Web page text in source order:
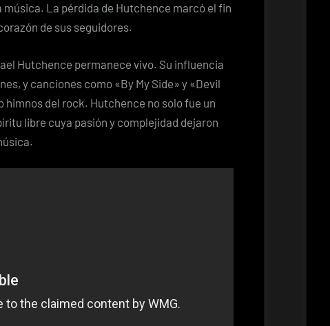
La pérdida de Hutchence marcó el fin
de sus seguidores.
Hutchence permanece vivo. Su influencia
y canciones como «By My Side» y «Devil
del rock. Hutchence no solo fue un
libre cuya pasión y complejidad dejaron